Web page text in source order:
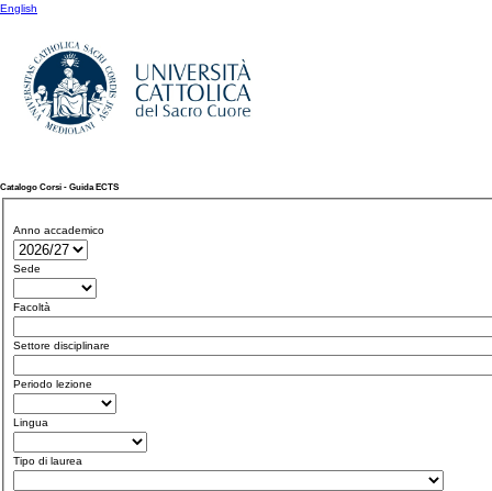
English
Catalogo Corsi - Guida ECTS
Anno accademico
Sede
Facoltà
Settore disciplinare
Periodo lezione
Lingua
Tipo di laurea